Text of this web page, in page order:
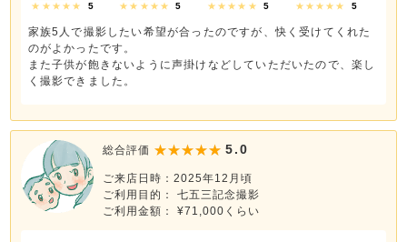
★★★★★ 5 ★★★★★ 5 ★★★★★ 5 ★★★★★ 5
家族5人で撮影したい希望が合ったのですが、快く受けてくれた
のがよかったです。
また子供が飽きないように声掛けなどしていただいたので、楽し
く撮影できました。
総合評価 5.0
ご来店日時：2025年12月頃
ご利用目的： 七五三記念撮影
ご利用金額： ¥71,000くらい